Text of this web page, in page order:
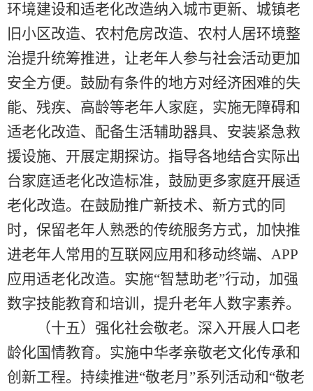
环境建设和适老化改造纳入城市更新、城镇老
旧小区改造、农村危房改造、农村人居环境整
治提升统筹推进，让老年人参与社会活动更加
安全方便。鼓励有条件的地方对经济困难的失
能、残疾、高龄等老年人家庭，实施无障碍和
适老化改造、配备生活辅助器具、安装紧急救
援设施、开展定期探访。指导各地结合实际出
台家庭适老化改造标准，鼓励更多家庭开展适
老化改造。在鼓励推广新技术、新方式的同
时，保留老年人熟悉的传统服务方式，加快推
进老年人常用的互联网应用和移动终端、APP
应用适老化改造。实施“智慧助老”行动，加强
数字技能教育和培训，提升老年人数字素养。
（十五）强化社会敬老。深入开展人口老
龄化国情教育。实施中华孝亲敬老文化传承和
创新工程。持续推进“敬老月”系列活动和“敬老